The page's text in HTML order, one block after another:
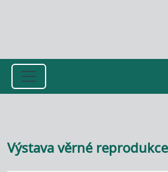
Přejít k hlavnímu obsahu
Výstava věrné